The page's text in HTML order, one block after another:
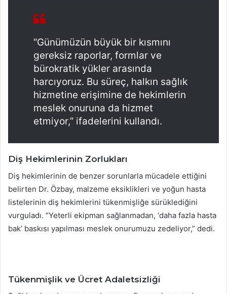
“Günümüzün büyük bir kısmını
gereksiz raporlar, formlar ve
bürokratik yükler arasında
harcıyoruz. Bu süreç, halkın sağlık
hizmetine erişimine de hekimlerin
meslek onuruna da hizmet
etmiyor,” ifadelerini kullandı.
Diş Hekimlerinin Zorlukları
Diş hekimlerinin de benzer sorunlarla mücadele ettiğini
belirten Dr. Özbay, malzeme eksiklikleri ve yoğun hasta
listelerinin diş hekimlerini tükenmişliğe sürüklediğini
vurguladı. “Yeterli ekipman sağlanmadan, ‘daha fazla hasta
bak’ baskısı yapılması meslek onurumuzu zedeliyor,” dedi.
Tükenmişlik ve Ücret Adaletsizliği